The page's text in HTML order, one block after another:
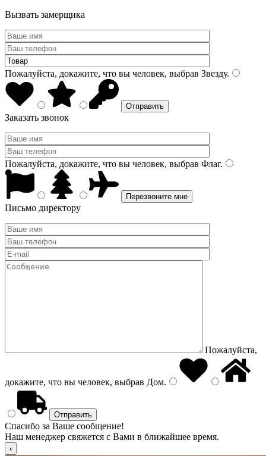
Вызвать замерщика
Пожалуйста, докажите, что вы человек, выбрав Звезду.
Заказать звонок
Пожалуйста, докажите, что вы человек, выбрав Флаг.
Письмо директору
Пожалуйста,
докажите, что вы человек, выбрав Дом.
Спасибо за Ваше сообщение!
Наш менеджер свяжется с Вами в ближайшее время.